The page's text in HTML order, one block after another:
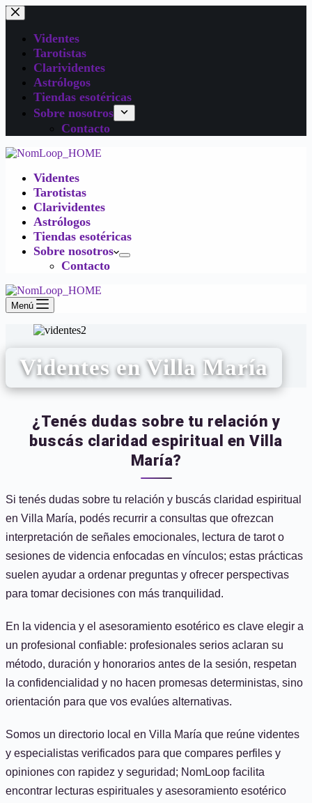
Videntes
Tarotistas
Clarividentes
Astrólogos
Tiendas esotéricas
Sobre nosotros
Contacto
Videntes
Tarotistas
Clarividentes
Astrólogos
Tiendas esotéricas
Sobre nosotros
Contacto
Menú
Videntes en Villa María
¿Tenés dudas sobre tu relación y
buscás claridad espiritual en Villa
María?
Si tenés dudas sobre tu relación y buscás claridad espiritual
en Villa María, podés recurrir a consultas que ofrezcan
interpretación de señales emocionales, lectura de tarot o
sesiones de videncia enfocadas en vínculos; estas prácticas
suelen ayudar a ordenar preguntas y ofrecer perspectivas
para tomar decisiones con más tranquilidad.
En la videncia y el asesoramiento esotérico es clave elegir a
un profesional confiable: profesionales serios aclaran su
método, duración y honorarios antes de la sesión, respetan
la confidencialidad y no hacen promesas deterministas, sino
orientación para que vos evalúes alternativas.
Somos un directorio local en Villa María que reúne videntes
y especialistas verificados para que compares perfiles y
opiniones con rapidez y seguridad; NomLoop facilita
encontrar lecturas espirituales y asesoramiento esotérico